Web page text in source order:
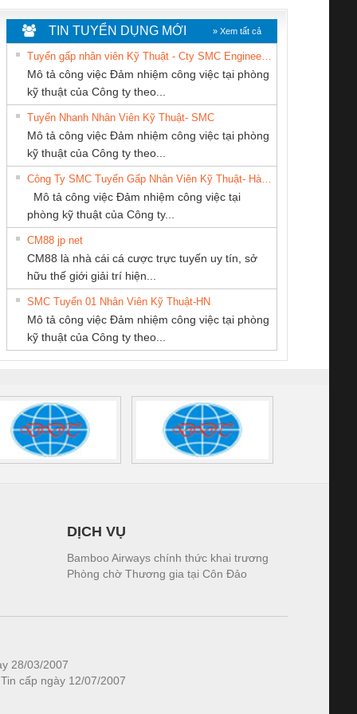
An Toàn
Contact
– PSR-
SCP-
FSP/2X1/1X2
sát chuỗi
tấm pin
16I+
(2502520000)
Bộ giám sát chuỗi
tấm pin
TRANSCLINIC 16I+
1K5 L (2433950000)
Bộ giám sát dòng
TRANSCLINIC 16I+
(2008130000)
Bộ chỉnh lưu nguồn
điện TRANSCLINIC
BKE 1K5.4
(7791400879)2. Giá
Nẹp nhôm chống
trơn Đà Nẵng
TY TNHH
MẠI
VỤ KỸ
ĐIỆN CƠ
HƯNG PHÁT
CÔNG TY CỔ
PHẦN DÂY VÀ
CÁP ĐIỆN
THƯỢNG ĐÌNH
CÔNG TY TNHH
VIỆT NAM
TY CỔ
TỰ ĐỘNG
HƯNG
MEKONG MARINE
SUPPLY
Thương Mại SX
TIN TUYỂN DỤNG MỚI » Xem tất cả
Mô tả công việc Đảm nhiệm công việc tại phòng
kỹ thuật của Công ty theo...
Tuyển Nhanh Nhân Viên Kỹ Thuật- SMC
Mô tả công việc Đảm nhiệm công việc tại phòng
kỹ thuật của Công ty theo...
Mô tả công việc Đảm nhiệm công việc tại
phòng kỹ thuật của Công ty...
CM88 jp net
CM88 là nhà cái cá cược trực tuyến uy tín, sở
hữu thế giới giải trí hiện...
SMC Tuyển 01 Nhân Viên Kỹ Thuật-HN
Mô tả công việc Đảm nhiệm công việc tại phòng
kỹ thuật của Công ty theo...
DỊCH VỤ
Bamboo Airways chính thức khai trương
Phòng chờ Thương gia tại Côn Đảo
28/03/2007
cấp ngày 12/07/2007